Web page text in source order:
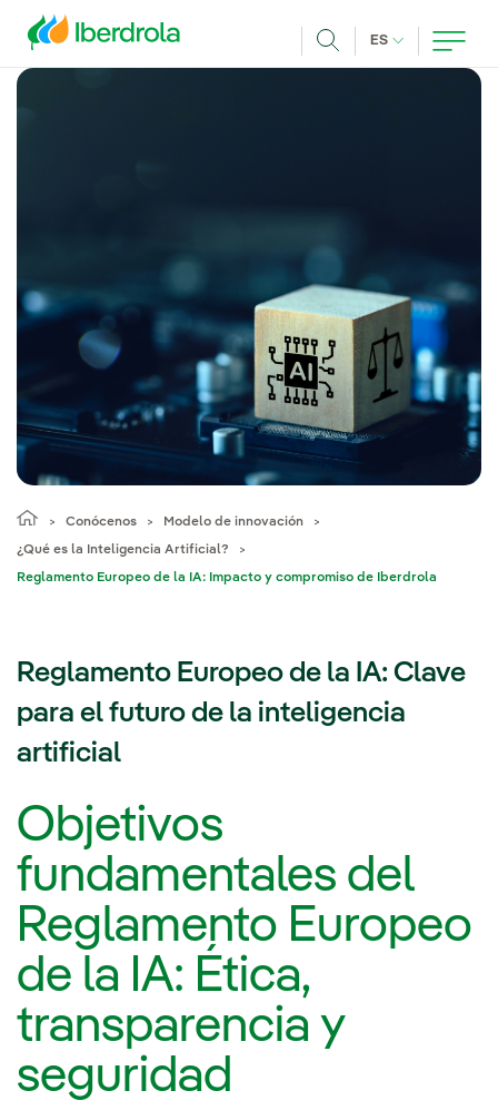
Buscar
ES IDIOMA
Conócenos Modelo de innovación
¿Qué es la Inteligencia Artificial?
Reglamento Europeo de la IA: Impacto y compromiso de Iberdrola
Reglamento Europeo de la IA: Clave
para el futuro de la inteligencia
artificial
Objetivos
fundamentales del
Reglamento Europeo
de la IA: Ética,
transparencia y
seguridad